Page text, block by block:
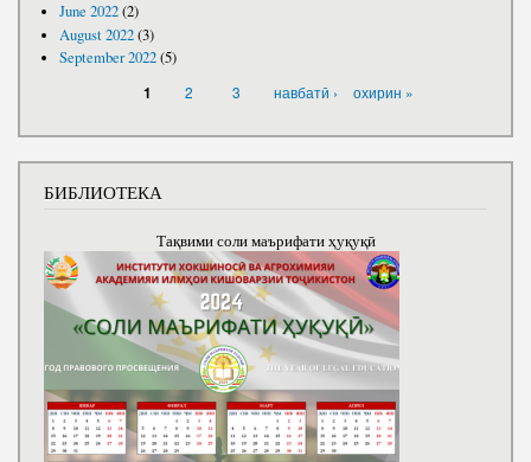
June 2022(2)
August 2022(3)
September 2022(5)
1 2 3 навбатӣ › охирин »
БИБЛИОТЕКА
Тақвими соли маърифати ҳуқуқӣ